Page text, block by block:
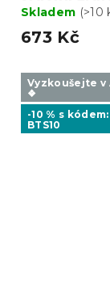
Skladem (>10
673 Kč
Vyzkoušejte v
❖
-10 % s kódem:
BTS10